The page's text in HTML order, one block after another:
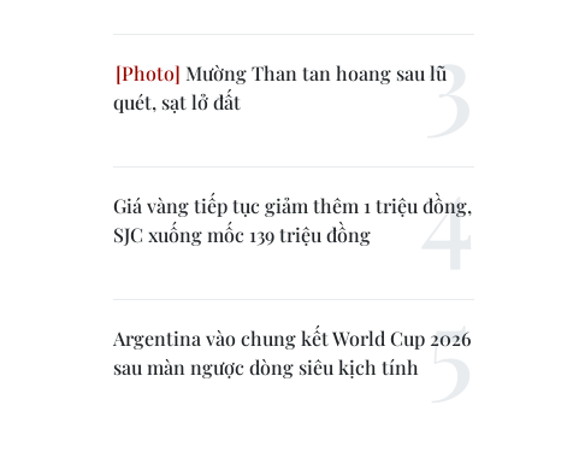
Mường Than tan hoang sau lũ
quét, sạt lở đất
Giá vàng tiếp tục giảm thêm 1 triệu đồng,
SJC xuống mốc 139 triệu đồng
Argentina vào chung kết World Cup 2026
sau màn ngược dòng siêu kịch tính